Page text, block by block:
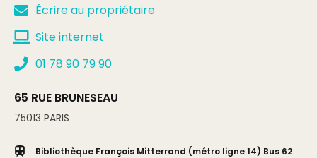
Écrire au propriétaire
Site internet
01 78 90 79 90
65 RUE BRUNESEAU
75013 PARIS
Bibliothèque François Mitterrand (métro ligne 14) Bus 62